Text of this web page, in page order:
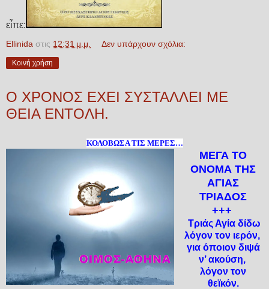
εἶπε:
Ellinida στις 12:31 μ.μ. Δεν υπάρχουν σχόλια:
Κοινή χρήση
Ο ΧΡΟΝΟΣ ΕΧΕΙ ΣΥΣΤΑΛΛΕΙ ΜΕ
ΘΕΙΑ ΕΝΤΟΛΗ.
ΚΟΛΟΒΩΣΑ ΤΙΣ ΜΕΡΕΣ…
ΜΕΓΑ ΤΟ
ΟΝΟΜΑ ΤΗΣ
ΑΓΙΑΣ
ΤΡΙΑΔΟΣ
+++
Τριάς Αγία δίδω
λόγον τον ιερόν,
για όποιον διψά
ν’ ακούση,
λόγον τον
θεϊκόν.